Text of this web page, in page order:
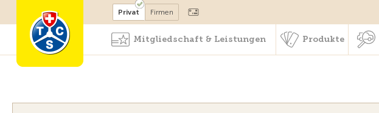
Mitglied werden
Privat Firmen
Mitgliedschaft & Leistungen Produkte